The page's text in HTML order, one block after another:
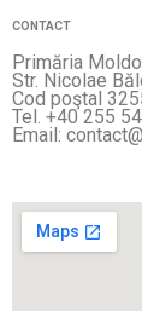
CONTACT
Primăria
Str. Nicolae
Cod poştal
Tel. +40 255
Email: